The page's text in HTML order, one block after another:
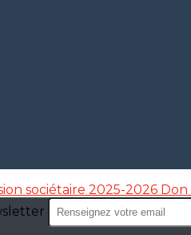
sociétaire 2025-2026 Don